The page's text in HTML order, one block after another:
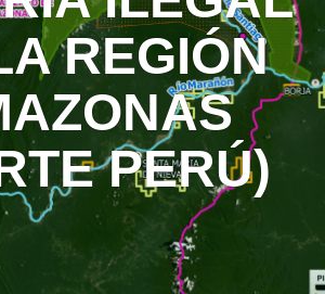
REGIÓN
PERÚ)